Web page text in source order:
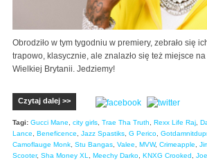
Obrodziło w tym tygodniu w premiery, zebrało się
trapowo, klasycznie, ale znalazło się też miejsce
Wielkiej Brytanii. Jedziemy!
Czytaj dalej >>
Tagi: Gucci Mane city girls Trae Tha Truth Rexx Life Raj
Lance
Beneficence Jazz Spastiks G Perico
Camoflauge Monk Stu Bangas Valee MVW, Crimeapple
Scooter, Sha Money XL Meechy Darko KNXG Crooked